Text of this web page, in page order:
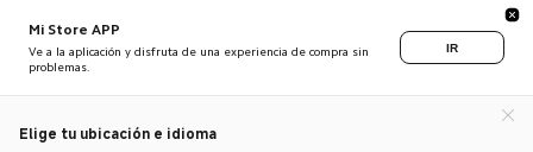
Mi Store APP
Ve a la aplicación y disfruta de una experiencia de compra sin
problemas.
IR
Elige tu ubicación e idioma